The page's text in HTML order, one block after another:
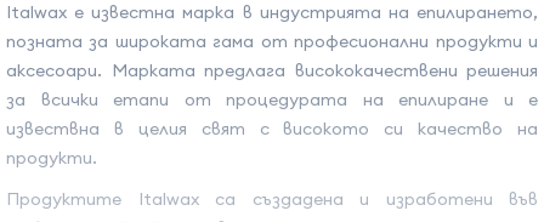
Italwax е известна марка в индустрията на епилирането,
позната за широката гама от професионални продукти и
аксесоари. Марката предлага висококачествени решения
за всички етапи от процедурата на епилиране и е
извествна в целия свят с високото си качество на
продукти.
Продуктите Italwax са създадена и изработени във